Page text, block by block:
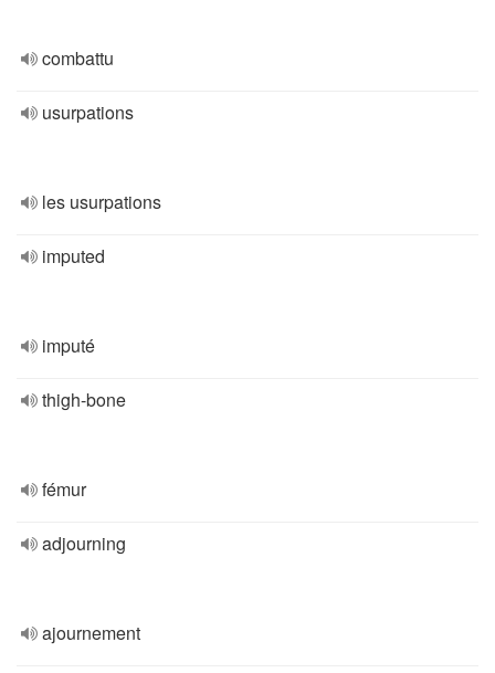
combattu
usurpations
les usurpations
imputed
imputé
thigh-bone
fémur
adjourning
ajournement